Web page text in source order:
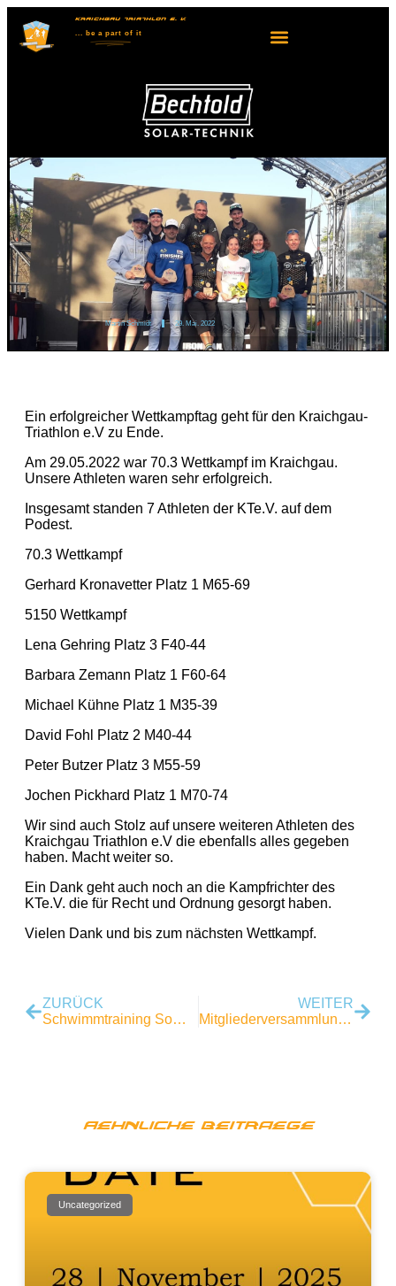
KRAICHGAU TRIATHLON E. V.
... bea part of it
Martin Schmidt 29. Mai. 2022
Ein erfolgreicher Wettkampftag geht für den Kraichgau-
Triathlon e.V zu Ende.
Am 29.05.2022 war 70.3 Wettkampf im Kraichgau.
Unsere Athleten waren sehr erfolgreich.
Insgesamt standen 7 Athleten der KTe.V. auf dem
Podest.
70.3 Wettkampf
Gerhard Kronavetter Platz 1 M65-69
5150 Wettkampf
Lena Gehring Platz 3 F40-44
Barbara Zemann Platz 1 F60-64
Michael Kühne Platz 1 M35-39
David Fohl Platz 2 M40-44
Peter Butzer Platz 3 M55-59
Jochen Pickhard Platz 1 M70-74
Wir sind auch Stolz auf unsere weiteren Athleten des
Kraichgau Triathlon e.V die ebenfalls alles gegeben
haben. Macht weiter so.
Ein Dank geht auch noch an die Kampfrichter des
KTe.V. die für Recht und Ordnung gesorgt haben.
Vielen Dank und bis zum nächsten Wettkampf.
ZURÜCK
Schwimmtraining Sommer
WEITER
Mitgliederversammlung 2022
Aehnliche Beitraege
Uncategorized